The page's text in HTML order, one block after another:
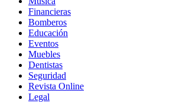
Financieras
Bomberos
Educación
Eventos
Muebles
Dentistas
Seguridad
Revista Online
Legal